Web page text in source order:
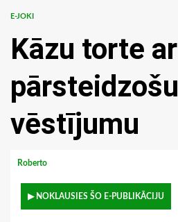
E-JOKI
Kāzu torte ar
pārsteidzošu
vēstījumu
Roberto
▶ NOKLAUSIES ŠO E-PUBLIKĀCIJU